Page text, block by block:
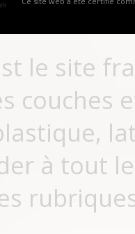
le site
couches
à tout